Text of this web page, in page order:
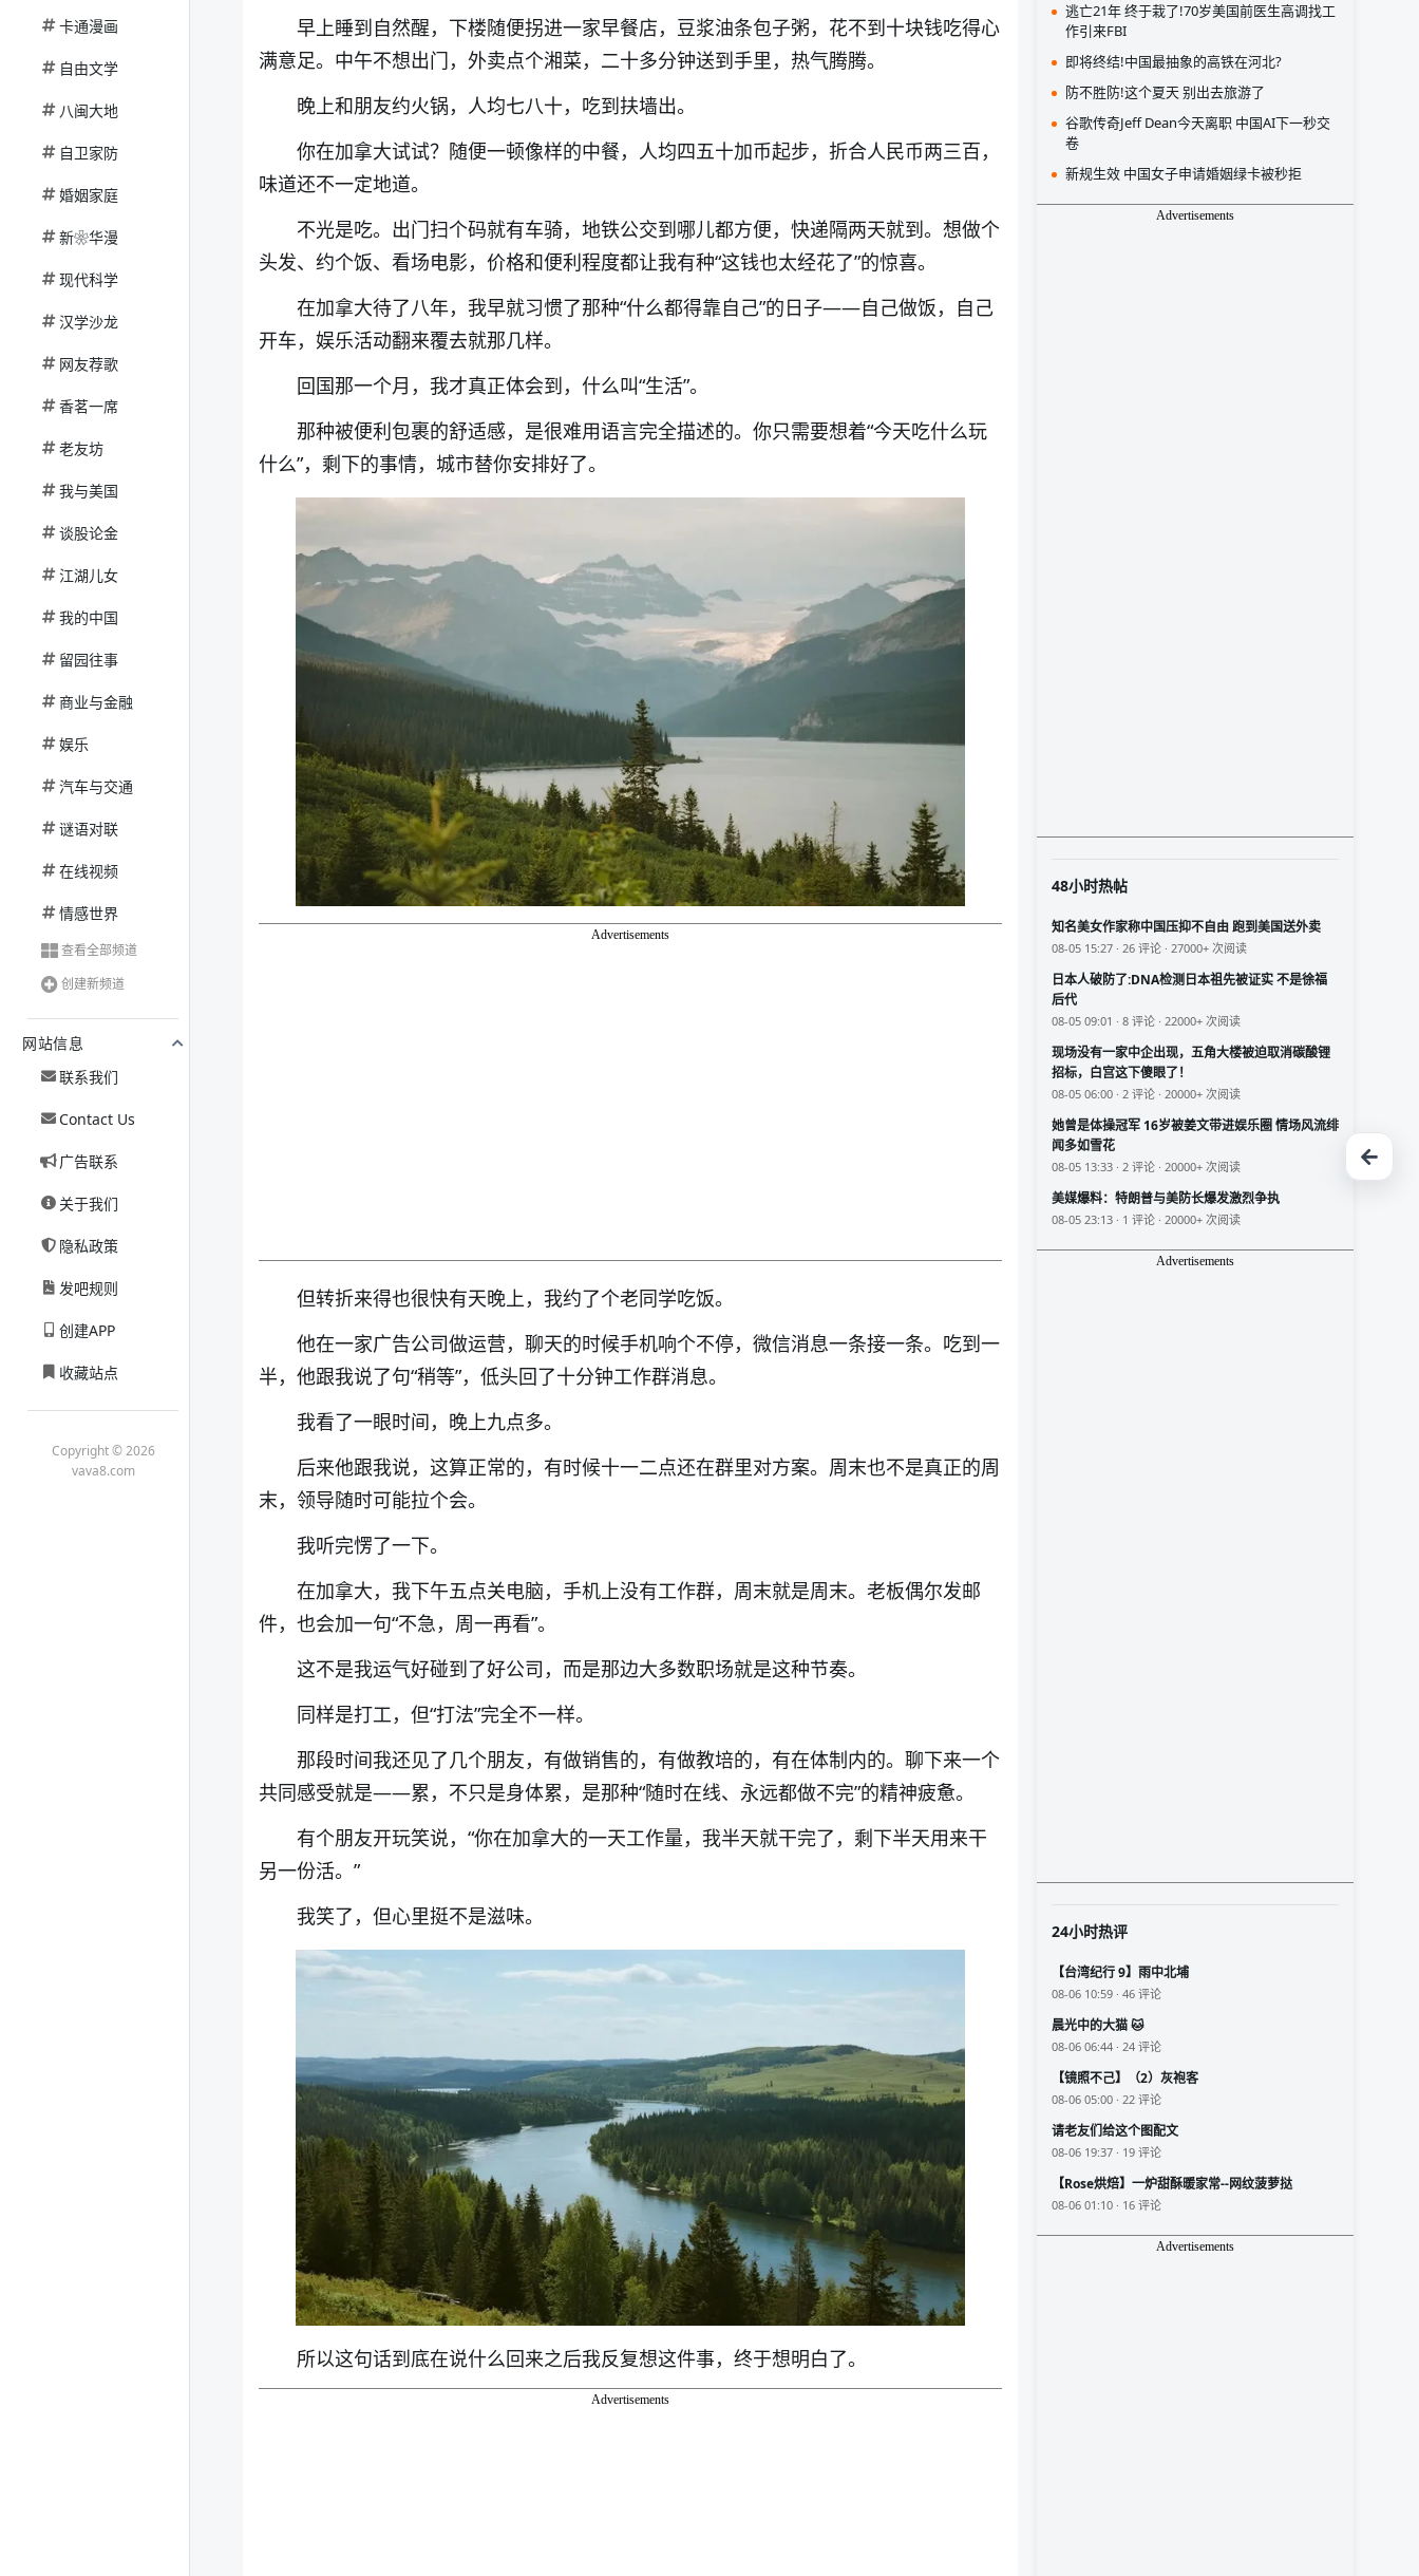
卡通漫画
自由文学
八闽大地
自卫家防
婚姻家庭
新❀华漫
现代科学
汉学沙龙
网友荐歌
香茗一席
老友坊
我与美国
谈股论金
江湖儿女
我的中国
留园往事
商业与金融
娱乐
汽车与交通
谜语对联
在线视频
情感世界
查看全部频道
创建新频道
网站信息
联系我们
Contact Us
广告联系
关于我们
隐私政策
发吧规则
创建APP
收藏站点
Copyright © 2026
vava8.com
早上睡到自然醒，下楼随便拐进一家早餐店，豆浆油条包子粥，花不到十块钱吃得心
满意足。中午不想出门，外卖点个湘菜，二十多分钟送到手里，热气腾腾。
晚上和朋友约火锅，人均七八十，吃到扶墙出。
你在加拿大试试？随便一顿像样的中餐，人均四五十加币起步，折合人民币两三百，
味道还不一定地道。
不光是吃。出门扫个码就有车骑，地铁公交到哪儿都方便，快递隔两天就到。想做个
头发、约个饭、看场电影，价格和便利程度都让我有种“这钱也太经花了”的惊喜。
在加拿大待了八年，我早就习惯了那种“什么都得靠自己”的日子——自己做饭，自己
开车，娱乐活动翻来覆去就那几样。
回国那一个月，我才真正体会到，什么叫“生活”。
那种被便利包裹的舒适感，是很难用语言完全描述的。你只需要想着“今天吃什么玩
什么”，剩下的事情，城市替你安排好了。
Advertisements
但转折来得也很快有天晚上，我约了个老同学吃饭。
他在一家广告公司做运营，聊天的时候手机响个不停，微信消息一条接一条。吃到一
半，他跟我说了句“稍等”，低头回了十分钟工作群消息。
我看了一眼时间，晚上九点多。
后来他跟我说，这算正常的，有时候十一二点还在群里对方案。周末也不是真正的周
末，领导随时可能拉个会。
我听完愣了一下。
在加拿大，我下午五点关电脑，手机上没有工作群，周末就是周末。老板偶尔发邮
件，也会加一句“不急，周一再看”。
这不是我运气好碰到了好公司，而是那边大多数职场就是这种节奏。
同样是打工，但“打法”完全不一样。
那段时间我还见了几个朋友，有做销售的，有做教培的，有在体制内的。聊下来一个
共同感受就是——累，不只是身体累，是那种“随时在线、永远都做不完”的精神疲惫。
有个朋友开玩笑说，“你在加拿大的一天工作量，我半天就干完了，剩下半天用来干
另一份活。”
我笑了，但心里挺不是滋味。
所以这句话到底在说什么回来之后我反复想这件事，终于想明白了。
Advertisements
逃亡21年 终于栽了!70岁美国前医生高调找工
作引来FBI
即将终结!中国最抽象的高铁在河北?
防不胜防!这个夏天 别出去旅游了
谷歌传奇Jeff Dean今天离职 中国AI下一秒交
卷
新规生效 中国女子申请婚姻绿卡被秒拒
Advertisements
48小时热帖
知名美女作家称中国压抑不自由 跑到美国送外卖
08-05 15:27 · 26 评论 · 27000+ 次阅读
日本人破防了:DNA检测日本祖先被证实 不是徐福
后代
08-05 09:01 · 8 评论 · 22000+ 次阅读
现场没有一家中企出现，五角大楼被迫取消碳酸锂
招标，白宫这下傻眼了！
08-05 06:00 · 2 评论 · 20000+ 次阅读
她曾是体操冠军 16岁被姜文带进娱乐圈 情场风流绯
闻多如雪花
08-05 13:33 · 2 评论 · 20000+ 次阅读
美媒爆料：特朗普与美防长爆发激烈争执
08-05 23:13 · 1 评论 · 20000+ 次阅读
Advertisements
24小时热评
【台湾纪行 9】雨中北埔
08-06 10:59 · 46 评论
晨光中的大猫 🐱
08-06 06:44 · 24 评论
【镜照不己】（2）灰袍客
08-06 05:00 · 22 评论
请老友们给这个图配文
08-06 19:37 · 19 评论
【Rose烘焙】一炉甜酥暖家常--网纹菠萝挞
08-06 01:10 · 16 评论
Advertisements